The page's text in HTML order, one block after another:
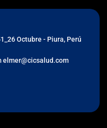
Octubre - Piura, Perú
elmer@cicsalud.com